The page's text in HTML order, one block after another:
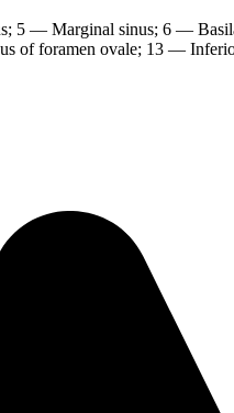
5 — Marginal sinus; 6 —
of foramen ovale; 13 —